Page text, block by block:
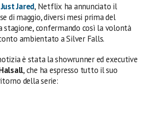
Just Jared, Netflix ha annunciato il
di maggio, diversi mesi prima del
confermando così la volontà
ambientato a Silver Falls.
è stata la showrunner ed executive
, che ha espresso tutto il suo
della serie: